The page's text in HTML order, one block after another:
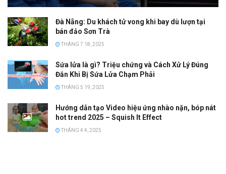
Đà Nẵng: Du khách tử vong khi bay dù lượn tại
bán đảo Sơn Trà
THÁNG 7 18, 2025
Sứa lửa là gì? Triệu chứng và Cách Xử Lý Đúng
Đắn Khi Bị Sứa Lửa Chạm Phải
THÁNG 5 19, 2025
Hướng dẫn tạo Video hiệu ứng nhào nặn, bóp nát
hot trend 2025 – Squish It Effect
THÁNG 4 4, 2025